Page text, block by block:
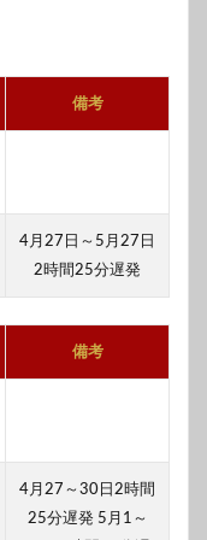
備考
4月27日～5月27日
2時間25分遅発
備考
4月27～30日2時間
25分遅発 5月1～